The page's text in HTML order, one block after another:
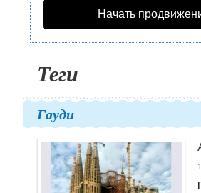
Начать
Теги
Гауди